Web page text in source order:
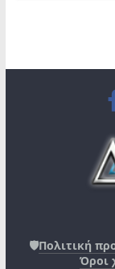
🛡️Πολιτική
Όροι